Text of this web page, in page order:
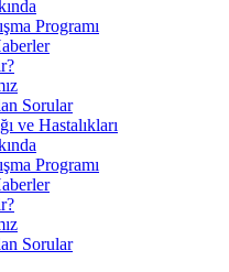
Programı
Sorular
ve Hastalıkları
Programı
Sorular